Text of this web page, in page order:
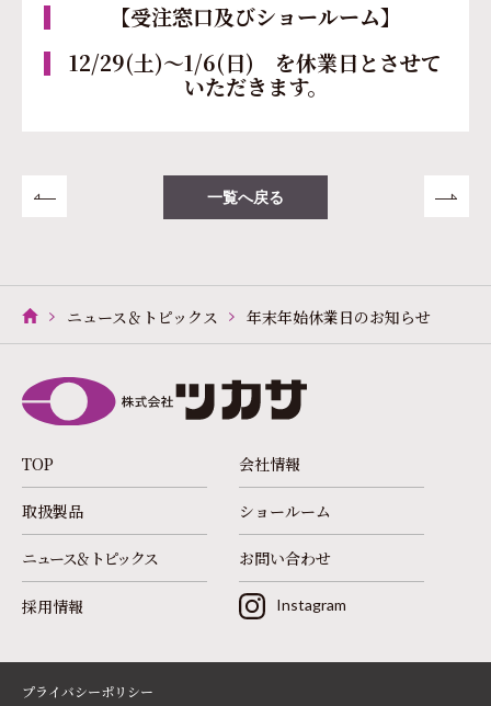
【受注窓口及びショールーム】
12/29(土)～1/6(日) を休業日とさせて
いただきます。
一覧へ戻る
ニュース＆トピックス 年末年始休業日のお知らせ
TOP 会社情報
取扱製品 ショールーム
ニュース＆トピックス お問い合わせ
採用情報 Instagram
プライバシーポリシー